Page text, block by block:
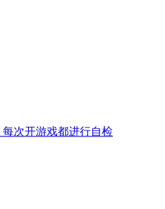
次开游戏都进行自检